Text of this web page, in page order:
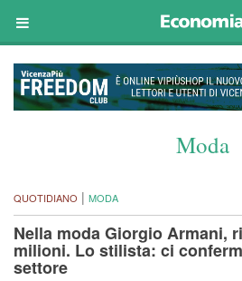
Moda
QUOTIDIANO | MODA
Nella moda Giorgio Armani,
milioni. Lo stilista: ci
settore